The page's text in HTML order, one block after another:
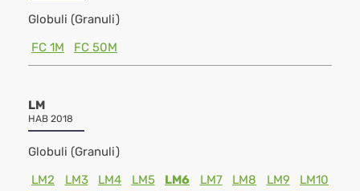
Globuli (Granuli)
FC 1M
FC 50M
LM
HAB 2018
Globuli (Granuli)
LM2
LM3 LM4 LM5 LM6 LM7 LM8 LM9
LM10